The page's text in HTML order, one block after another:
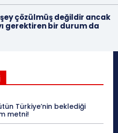
çözülmüş değildir ancak
gerektiren bir durum da
Türkiye’nin beklediği
metni!